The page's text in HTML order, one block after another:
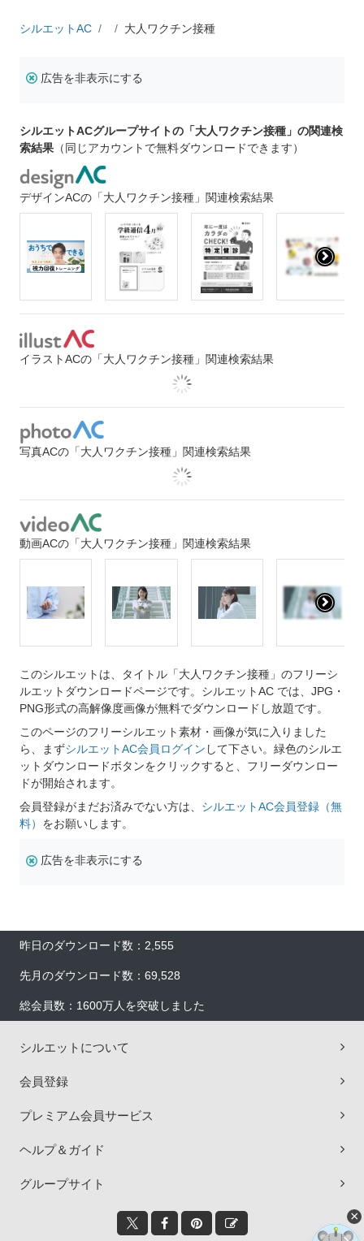
シルエットAC 大人ワクチン接種
広告を非表示にする
シルエットACグループサイトの「大人ワクチン接種」の関連検
索結果 （同じアカウントで無料ダウンロードできます）
デザインACの「大人ワクチン接種」関連検索結果
イラストACの「大人ワクチン接種」関連検索結果
写真ACの「大人ワクチン接種」関連検索結果
動画ACの「大人ワクチン接種」関連検索結果
このシルエットは、タイトル「大人ワクチン接種」のフリーシ
ルエットダウンロードページです。シルエットAC では、JPG・
PNG形式の高解像度画像が無料でダウンロードし放題です。
このページのフリーシルエット素材・画像が気に入りました
ら、まずシルエットAC会員ログイン して下さい。緑色のシルエ
ットダウンロードボタンをクリックすると、フリーダウンロー
ドが開始されます。
会員登録がまだお済みでない方は、 シルエットAC会員登録（無
料） をお願いします。
広告を非表示にする
昨日のダウンロード数：2,555
先月のダウンロード数：69,528
総会員数：1600万人を突破しました
シルエットについて
会員登録
プレミアム会員サービス
ヘルプ＆ガイド
グループサイト
×